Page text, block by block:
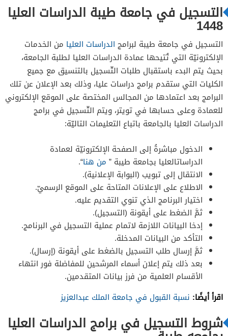
التسجيل في جامعة طيبة الدراسات العليا
1448
التسجيل في جامعة طيبة لبرامج الدراسات العليا من الخدمات
الإلكترونيّة التي تُتيحها عمادة الدراسات العليا لطلبة الجامعة،
بحيث يتم البدء باستقبال طلبات التّسجيل بالتنسيق مع جميع
الكليات التي ستقدم برامج دراسات عليا، وذلك بعد الإعلان عن تلك
البرامج بعد اعتمادها من المجالس المختصة على الموقع الإلكتروني
للعمادة وعلى حسابها في تويتر، ويتم التّسجيل في برامج
الدراسات العليا بالجامعة باتباع التعليمات التاليّة:
الدخول مباشرةُ إلى الصفحة الإلكترونيّة لعمادة
الدراساتالعليا بجامعة طيبة ” من هنا“.
الانتقال إلى تبويب (البوابة الإعلانية).
الاطلاع على الإعلانات المتاحة على الموقع الرسميّ.
اختيار البرنامج الذي تنوي التقديم عليه.
ثمَّ الضغط على أيقونة (التسجيل).
إدخا البيانات اللازمة لاتمام عملية التسجيل في البرنامج.
التأكد من البيانات المدخلة.
ثمَّ إرسال طلب التسجيل بالضغط على أيقونة (إرسال).
بعد ذلك يتم إعلان أسماء المرشحين للمفاضلة فور انتهاء
الأقسام العلمية من فرز بيانات المتقدمين.
اقرأ أيضًا: نسبة القبول في جامعة الملك عبدالعزيز
شروط التسجيل في برامج الدراسات العليا